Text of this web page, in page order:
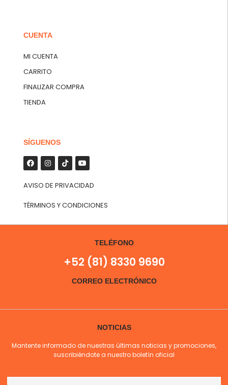
CUENTA
MI CUENTA
CARRITO
FINALIZAR COMPRA
TIENDA
SÍGUENOS
AVISO DE PRIVACIDAD
TÉRMINOS Y CONDICIONES
TELÉFONO
+52 (81) 8330 9690
CORREO ELECTRÓNICO
NOTICIAS
Mantente informado de nuestras últimas noticias y promociones,
suscribiéndote a nuestro boletín oficial